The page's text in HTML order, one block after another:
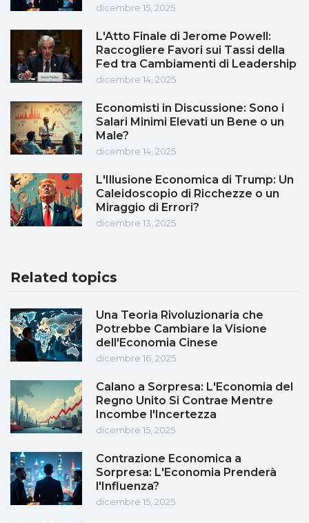
dicembre 15, 2025
L'Atto Finale di Jerome Powell:
Raccogliere Favori sui Tassi della
Fed tra Cambiamenti di Leadership
dicembre 14, 2025
Economisti in Discussione: Sono i
Salari Minimi Elevati un Bene o un
Male?
dicembre 14, 2025
L'Illusione Economica di Trump: Un
Caleidoscopio di Ricchezze o un
Miraggio di Errori?
dicembre 13, 2025
Related topics
Una Teoria Rivoluzionaria che
Potrebbe Cambiare la Visione
dell'Economia Cinese
dicembre 16, 2025
Calano a Sorpresa: L'Economia del
Regno Unito Si Contrae Mentre
Incombe l'Incertezza
dicembre 15, 2025
Contrazione Economica a
Sorpresa: L'Economia Prenderà
l'Influenza?
dicembre 15, 2025